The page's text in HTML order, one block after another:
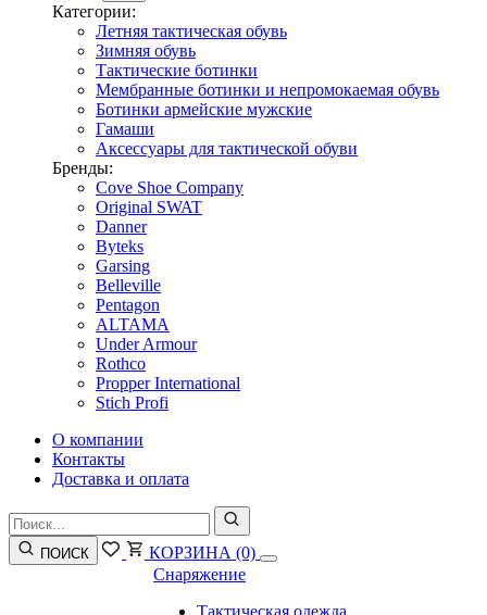
Категории:
Летняя тактическая обувь
Зимняя обувь
Тактические ботинки
Мембранные ботинки и непромокаемая обувь
Ботинки армейские мужские
Гамаши
Аксессуары для тактической обуви
Бренды:
Cove Shoe Company
Original SWAT
Danner
Byteks
Garsing
Belleville
Pentagon
ALTAMA
Under Armour
Rothco
Propper International
Stich Profi
О компании
Контакты
Доставка и оплата
ПОИСК КОРЗИНА (0)
Снаряжение
Тактическая одежда